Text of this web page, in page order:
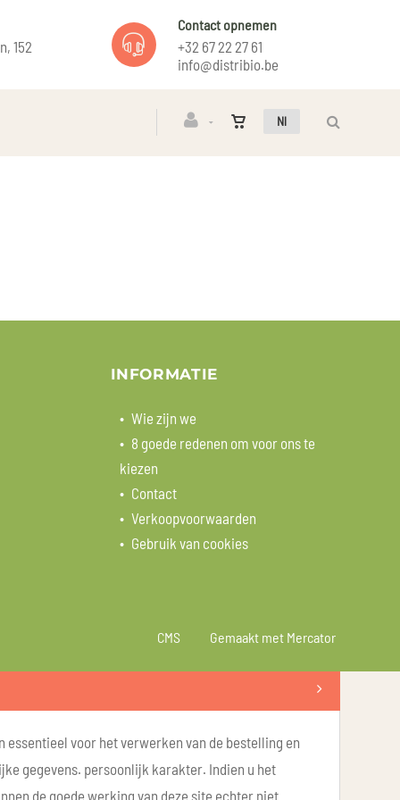
152
Contact opnemen
+32 67 22 27 61
info@distribio.be
Nl
INFORMATIE
Wie zijn we
8 goede redenen om voor ons te
kiezen
Contact
Verkoopvoorwaarden
Gebruik van cookies
CMS Gemaakt met Mercator
voor het verwerken van de bestelling en
gegevens. persoonlijk karakter. Indien u het
de goede werking van deze site echter niet